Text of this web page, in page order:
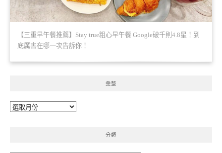
【三重早午餐推薦】Stay true粗心早午餐 Google破千則4.8星！到
底厲害在哪一次告訴你！
彙整
彙
分類